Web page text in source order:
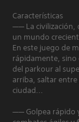
Características
—— La civilización,
un mundo
En este juego de
rápidamente,
del parkour al
arriba, saltar
ciudad...
—— Golpea rápido